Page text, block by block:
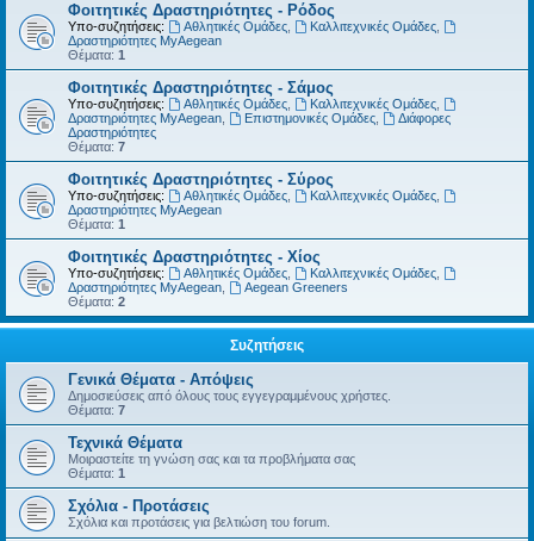
Φοιτητικές Δραστηριότητες - Ρόδος
Υπο-συζητήσεις: Αθλητικές Ομάδες, Καλλιτεχνικές Ομάδες,
Δραστηριότητες MyAegean
Θέματα: 1
Φοιτητικές Δραστηριότητες - Σάμος
Υπο-συζητήσεις: Αθλητικές Ομάδες, Καλλιτεχνικές Ομάδες,
Δραστηριότητες MyAegean
Επιστημονικές Ομάδες,
Διάφορες
Δραστηριότητες
Θέματα: 7
Φοιτητικές Δραστηριότητες - Σύρος
Υπο-συζητήσεις: Αθλητικές Ομάδες, Καλλιτεχνικές Ομάδες,
Δραστηριότητες MyAegean
Θέματα: 1
Φοιτητικές Δραστηριότητες - Χίος
Υπο-συζητήσεις: Αθλητικές Ομάδες, Καλλιτεχνικές Ομάδες,
Δραστηριότητες MyAegean
Aegean Greeners
Θέματα: 2
Συζητήσεις
Γενικά Θέματα - Απόψεις
Δημοσιεύσεις από όλους τους εγγεγραμμένους χρήστες.
Θέματα: 7
Τεχνικά Θέματα
Μοιραστείτε τη γνώση σας και τα προβλήματα σας
Θέματα: 1
Σχόλια - Προτάσεις
Σχόλια και προτάσεις για βελτιώση του forum.